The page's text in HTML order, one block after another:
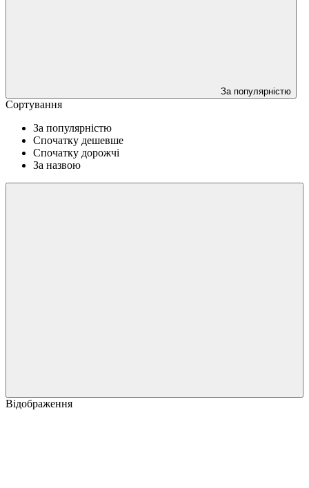
За популярністю
Сортування
За популярністю
Спочатку дешевше
Спочатку дорожчі
За назвою
Відображення